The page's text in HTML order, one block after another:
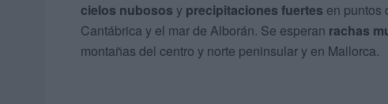
cielos nubosos y precipitaciones fuertes en puntos
Cantábrica y el mar de Alborán. Se esperan rachas
montañas del centro y norte peninsular y en Mallorca.